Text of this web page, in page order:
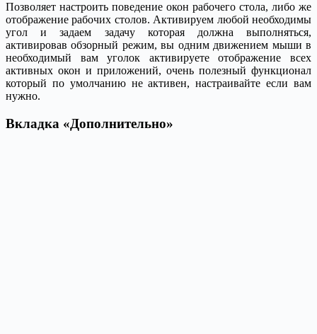
Позволяет настроить поведение окон рабочего стола, либо же
отображение рабочих столов. Активируем любой необходимы
угол и задаем задачу которая должна выполняться,
активировав обзорный режим, вы одним движением мыши в
необходимый вам уголок активируете отображение всех
активных окон и приложений, очень полезный функционал
который по умолчанию не активен, настраивайте если вам
нужно.
Вкладка «Дополнительно»